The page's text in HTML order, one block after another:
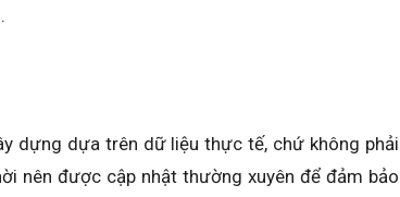
dựng dựa trên dữ liệu thực tế, chứ không phải
nên được cập nhật thường xuyên để đảm bảo